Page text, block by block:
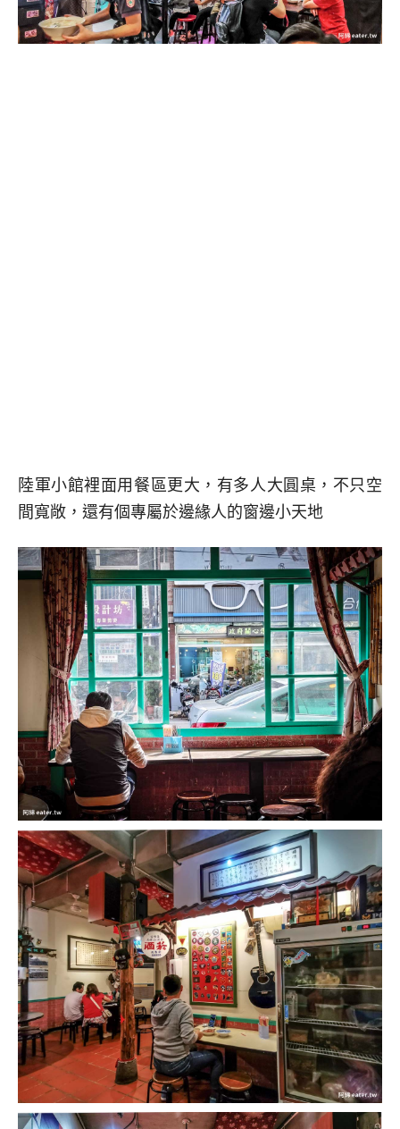
陸軍小館裡面用餐區更大，有多人大圓桌，不只空
間寬敞，還有個專屬於邊緣人的窗邊小天地